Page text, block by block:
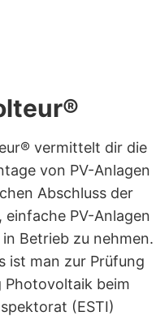
vermittelt dir die
von PV-Anlagen
Abschluss der
einfache PV-Anlagen
Betrieb zu nehmen.
ist man zur Prüfung
Photovoltaik beim
(ESTI)